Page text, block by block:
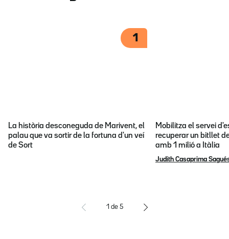
1
La història desconeguda de Marivent, el
palau que va sortir de la fortuna d'un veí
de Sort
Mobilitza el servei
recuperar un bitllet
amb 1 milió a Itàlia
Judith Casaprima
1 de 5